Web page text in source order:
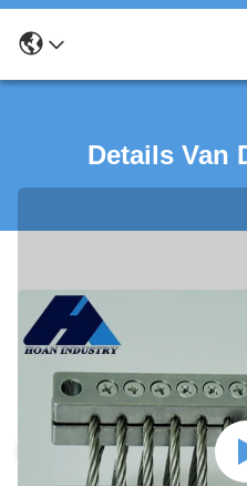
Details Van